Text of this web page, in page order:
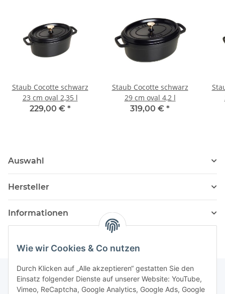
Wie wir Cookies & Co nutzen
Durch Klicken auf „Alle akzeptieren“ gestatten Sie den
Einsatz folgender Dienste auf unserer Website: YouTube,
Vimeo, ReCaptcha, Google Analytics, Google Ads, Google
Staub Cocotte schwarz
23 cm oval 2,35 l
229,00 € *
Staub Cocotte schwarz
29 cm oval 4,2 l
319,00 € *
Auswahl
Hersteller
Informationen